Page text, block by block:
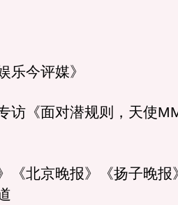
今评媒》
《面对潜规则，天使
北京晚报》《扬子晚报